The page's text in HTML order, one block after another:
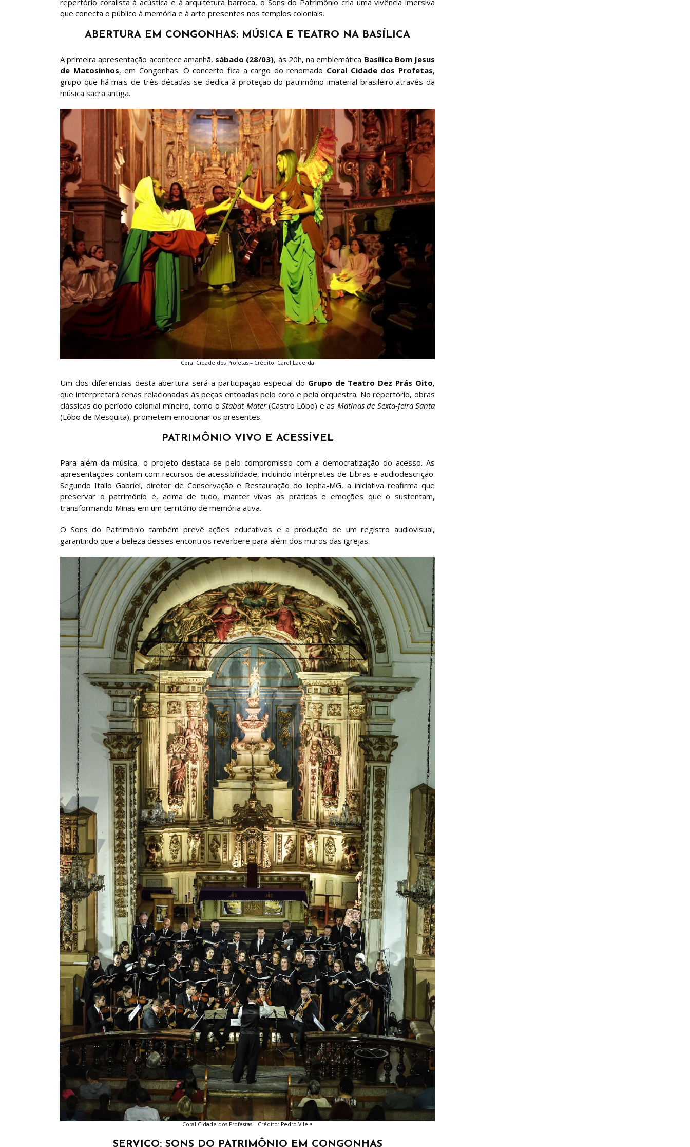
repertório coralista à acústica e à arquitetura barroca, o Sons do Patrimônio cria uma vivência imersiva
que conecta o público à memória e à arte presentes nos templos coloniais.
ABERTURA EM CONGONHAS: MÚSICA E TEATRO NA BASÍLICA
A primeira apresentação acontece amanhã, sábado (28/03), às 20h, na emblemática Basílica Bom Jesus
de Matosinhos, em Congonhas. O concerto fica a cargo do renomado Coral Cidade dos Profetas,
grupo que há mais de três décadas se dedica à proteção do patrimônio imaterial brasileiro através da
música sacra antiga.
Coral Cidade dos Profetas – Crédito: Carol Lacerda
Um dos diferenciais desta abertura será a participação especial do Grupo de Teatro Dez Prás Oito,
que interpretará cenas relacionadas às peças entoadas pelo coro e pela orquestra. No repertório, obras
clássicas do período colonial mineiro, como oStabat Mater(Castro Lôbo) e as Matinas de Sexta-feira Santa
(Lôbo de Mesquita), prometem emocionar os presentes.
PATRIMÔNIO VIVO E ACESSÍVEL
Para além da música, o projeto destaca-se pelo compromisso com a democratização do acesso. As
apresentações contam com recursos de acessibilidade, incluindo intérpretes de Libras e audiodescrição.
Segundo Itallo Gabriel, diretor de Conservação e Restauração do Iepha-MG, a iniciativa reafirma que
preservar o patrimônio é, acima de tudo, manter vivas as práticas e emoções que o sustentam,
transformando Minas em um território de memória ativa.
O Sons do Patrimônio também prevê ações educativas e a produção de um registro audiovisual,
garantindo que a beleza desses encontros reverbere para além dos muros das igrejas.
Coral Cidade dos Profestas – Crédito: Pedro Vilela
SERVIÇO: SONS DO PATRIMÔNIO EM CONGONHAS